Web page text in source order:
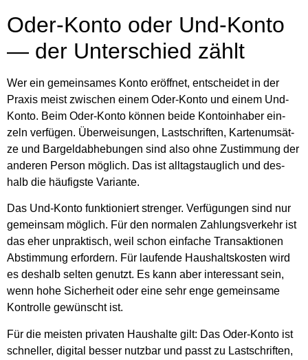
Oder-Kon­to oder Und-Kon­to
— der Unter­schied zählt
Wer ein gemein­sa­mes Kon­to eröff­net, ent­schei­det in der
Pra­xis meist zwi­schen einem Oder-Kon­to und einem Und-
Kon­to. Beim Oder-Kon­to kön­nen bei­de Kon­to­in­ha­ber ein­
zeln ver­fü­gen. Über­wei­sun­gen, Last­schrif­ten, Kar­ten­um­sät­
ze und Bar­geld­ab­he­bun­gen sind also ohne Zustim­mung der
ande­ren Per­son mög­lich. Das ist all­tags­taug­lich und des­
halb die häu­figs­te Vari­an­te.
Das Und-Kon­to funk­tio­niert stren­ger. Ver­fü­gun­gen sind nur
gemein­sam mög­lich. Für den nor­ma­len Zah­lungs­ver­kehr ist
das eher unprak­tisch, weil schon ein­fa­che Trans­ak­tio­nen
Abstim­mung erfor­dern. Für lau­fen­de Haus­halts­kos­ten wird
es des­halb sel­ten genutzt. Es kann aber inter­es­sant sein,
wenn hohe Sicher­heit oder eine sehr enge gemein­sa­me
Kon­trol­le gewünscht ist.
Für die meis­ten pri­va­ten Haus­hal­te gilt: Das Oder-Kon­to ist
schnel­ler, digi­tal bes­ser nutz­bar und passt zu Last­schrif­ten,